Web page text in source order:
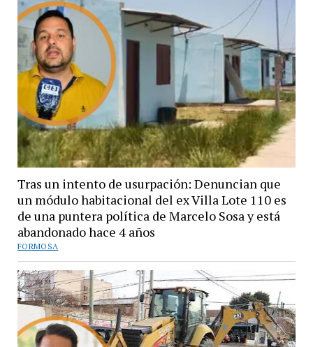
Tras un intento de usurpación: Denuncian que
un módulo habitacional del ex Villa Lote 110 es
de una puntera política de Marcelo Sosa y está
abandonado hace 4 años
FORMOSA